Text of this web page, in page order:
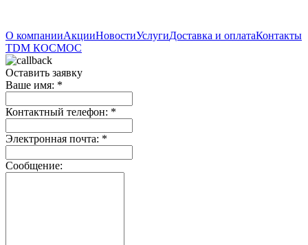
О компанииАкцииНовостиУслугиДоставка и оплатаКонтакты
TDM КОСМОС
Оставить заявку
Ваше имя: *
Контактный телефон: *
Электронная почта: *
Сообщение: